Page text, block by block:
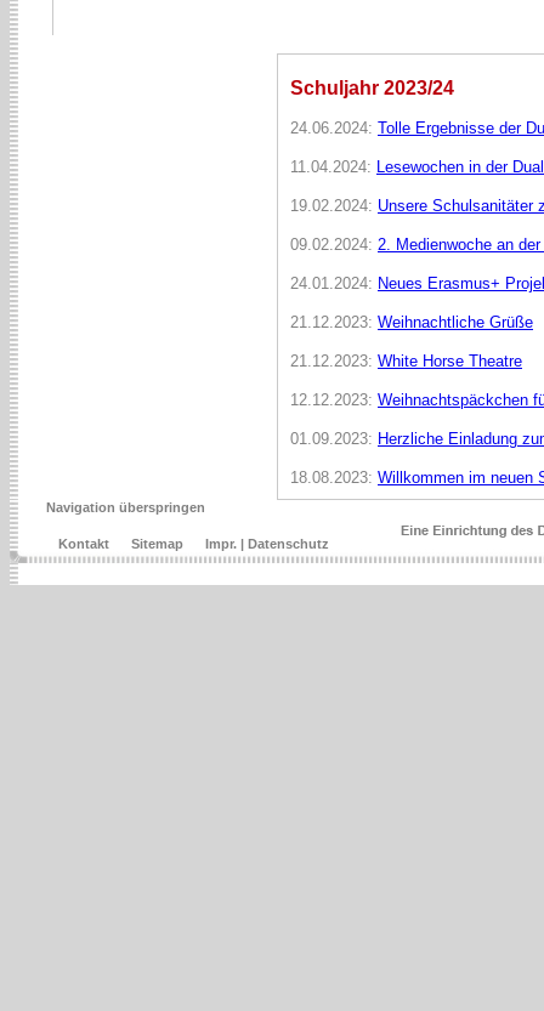
Schuljahr 2023/24
24.06.2024: Tolle Ergebnisse der
11.04.2024: Lesewochen in der
19.02.2024: Unsere Schulsanitäter
09.02.2024: 2. Medienwoche an
24.01.2024: Neues Erasmus+
21.12.2023: Weihnachtliche Grüße
21.12.2023: White Horse Theatre
12.12.2023: Weihnachtspäckchen
01.09.2023: Herzliche Einladung
18.08.2023: Willkommen im neuen
Navigation überspringen
Kontakt Sitemap Impr. | Datenschutz